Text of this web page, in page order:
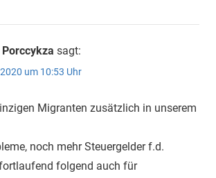
sagt:
um 10:53 Uhr
Migranten zusätzlich in unserem
noch mehr Steuergelder f.d.
folgend auch für